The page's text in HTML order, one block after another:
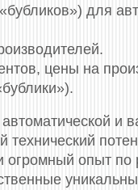
для
цены на
и
технический
опыт по